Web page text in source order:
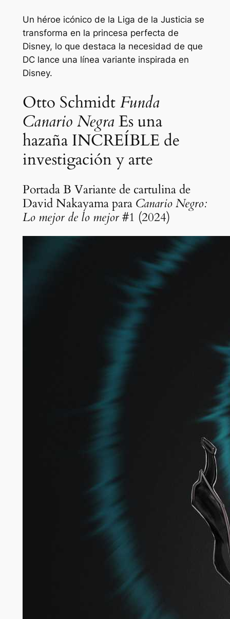
Un héroe icónico de la Liga de la Justicia se
transforma en la princesa perfecta de
Disney, lo que destaca la necesidad de que
DC lance una línea variante inspirada en
Disney.
Otto SchmidtFunda
Canario Negra Es una
hazaña INCREÍBLE de
investigación y arte
Portada B Variante de cartulina de
David Nakayama paraCanario Negro:
Lo mejor de lo mejor#1 (2024)